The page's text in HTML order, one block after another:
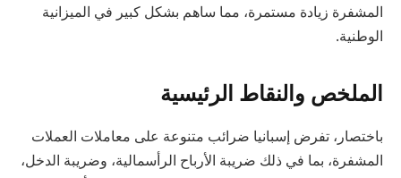
المشفرة زيادة مستمرة، مما ساهم بشكل كبير في الميزانية
الوطنية.
الملخص والنقاط الرئيسية
باختصار، تفرض إسبانيا ضرائب متنوعة على معاملات العملات
المشفرة، بما في ذلك ضريبة الأرباح الرأسمالية، وضريبة الدخل،